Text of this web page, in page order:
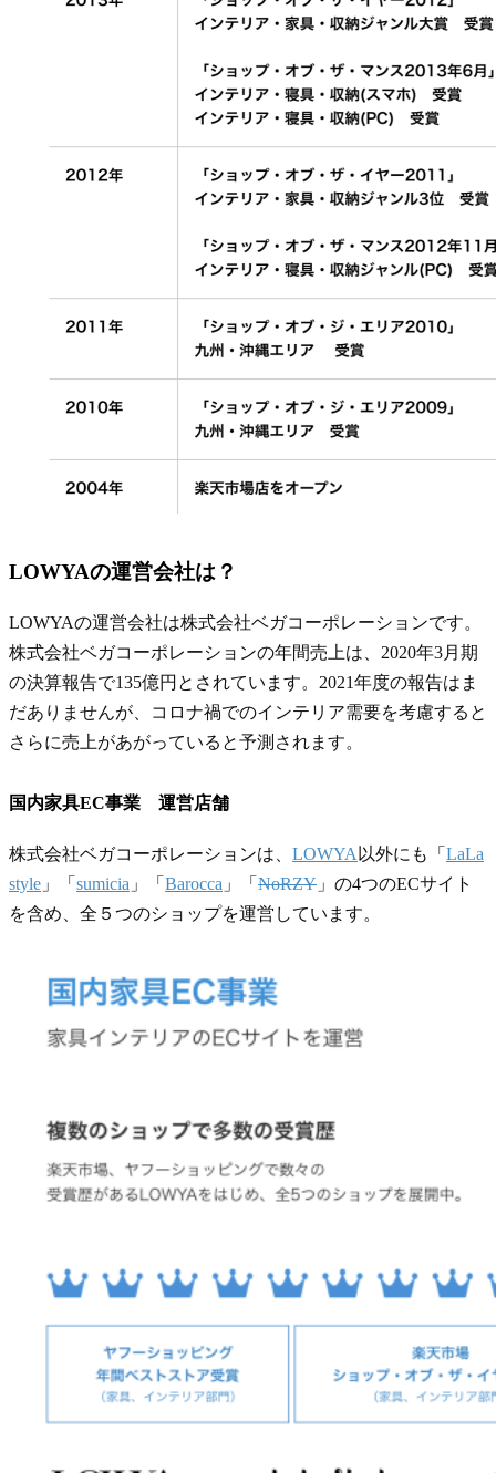
LOWYAの運営会社は？
LOWYAの運営会社は株式会社ベガコーポレーションです。
株式会社ベガコーポレーションの年間売上は、2020年3月期
の決算報告で135億円とされています。2021年度の報告はま
だありませんが、コロナ禍でのインテリア需要を考慮すると
さらに売上があがっていると予測されます。
国内家具EC事業 運営店舗
株式会社ベガコーポレーションは、 LOWYA 以外にも「 LaLa
style 」「 sumicia 」「 Barocca 」「 NoRZY 」の4つのECサイト
を含め、全５つのショップを運営しています。